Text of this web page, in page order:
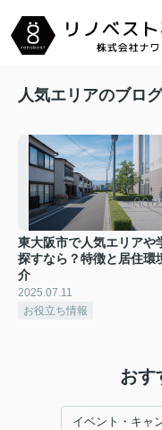
人気エリアのブロ
東大阪市で人気エリアや
探すなら？特徴と居住環
介
2025.07.11
お役立ち情報
おす
イベント・キャ